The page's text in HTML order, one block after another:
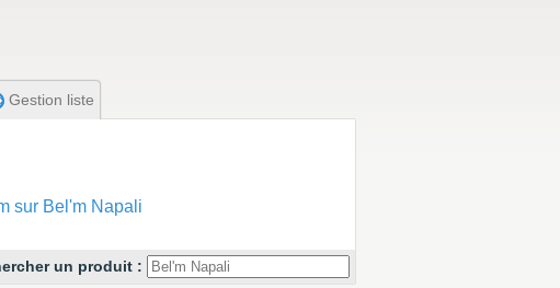
Gestion liste
sur Bel'm Napali
un produit :